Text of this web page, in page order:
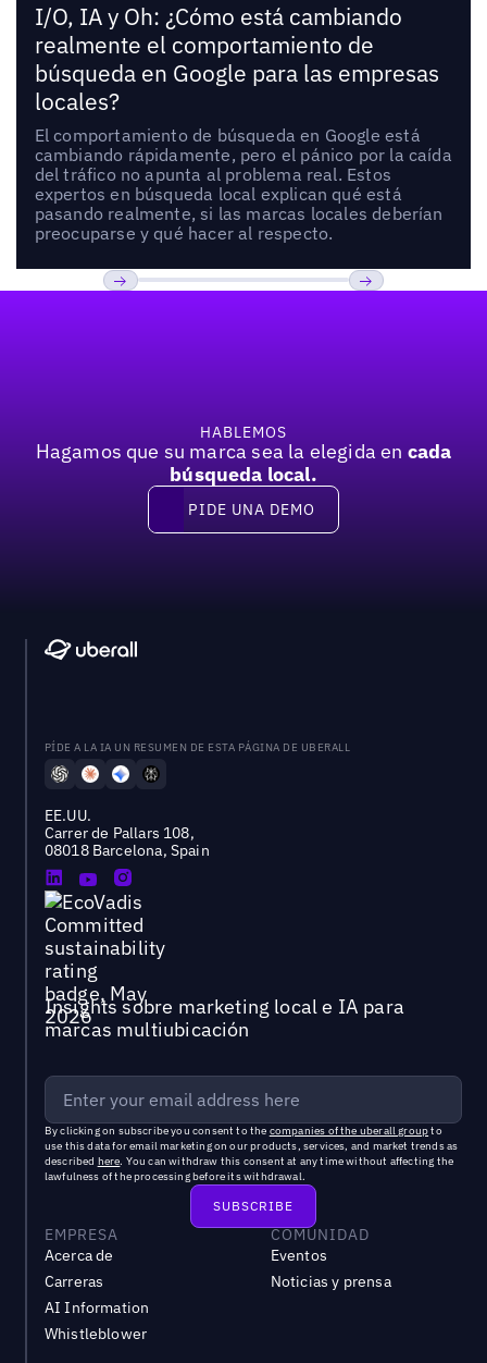
I/O, IA y Oh: ¿Cómo está cambiando
realmente el comportamiento de
búsqueda en Google para las empresas
locales?
El comportamiento de búsqueda en Google está
cambiando rápidamente, pero el pánico por la caída
del tráfico no apunta al problema real. Estos
expertos en búsqueda local explican qué está
pasando realmente, si las marcas locales deberían
preocuparse y qué hacer al respecto.
HABLEMOS
Hagamos que su marca sea la elegida en cada
búsqueda local.
Pide una demo
PIDE UNA DEMO
PÍDE A LA IA UN RESUMEN DE ESTA PÁGINA DE UBERALL
EE.UU.
Carrer de Pallars 108,
08018 Barcelona, Spain
Insights sobre marketing local e IA para
marcas multiubicación
By clicking on subscribe you consent to the companies of the uberall groupto
use this data for email marketing on our products, services, and market trends as
described here. You can withdraw this consent at any time without affecting the
lawfulness of the processing before its withdrawal.
EMPRESA
Acerca de
Carreras
AI Information
Whistleblower
COMUNIDAD
Eventos
Noticias y prensa